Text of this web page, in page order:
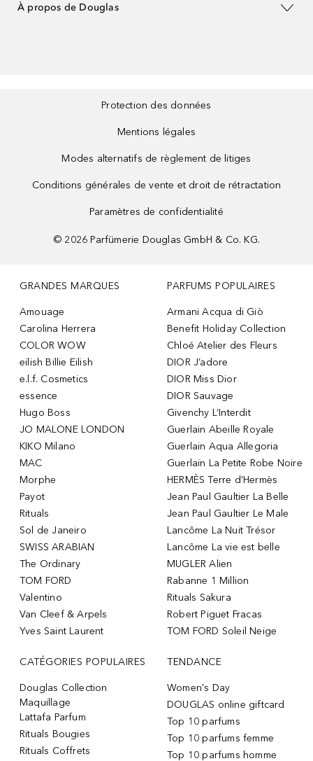
À propos de Douglas
Protection des données
Mentions légales
Modes alternatifs de règlement de litiges
Conditions générales de vente et droit de rétractation
Paramètres de confidentialité
© 2026 Parfümerie Douglas GmbH & Co. KG.
GRANDES MARQUES
Amouage
Carolina Herrera
COLOR WOW
eilish Billie Eilish
e.l.f. Cosmetics
essence
Hugo Boss
JO MALONE LONDON
KIKO Milano
MAC
Morphe
Payot
Rituals
Sol de Janeiro
SWISS ARABIAN
The Ordinary
TOM FORD
Valentino
Van Cleef & Arpels
Yves Saint Laurent
PARFUMS POPULAIRES
Armani Acqua di Giò
Benefit Holiday Collection
Chloé Atelier des Fleurs
DIOR J’adore
DIOR Miss Dior
DIOR Sauvage
Givenchy L’Interdit
Guerlain Abeille Royale
Guerlain Aqua Allegoria
Guerlain La Petite Robe Noire
HERMÈS Terre d’Hermès
Jean Paul Gaultier La Belle
Jean Paul Gaultier Le Male
Lancôme La Nuit Trésor
Lancôme La vie est belle
MUGLER Alien
Rabanne 1 Million
Rituals Sakura
Robert Piguet Fracas
TOM FORD Soleil Neige
CATÉGORIES POPULAIRES
Douglas Collection
Maquillage
Lattafa Parfum
Rituals Bougies
Rituals Coffrets
TENDANCE
Women's Day
DOUGLAS online giftcard
Top 10 parfums
Top 10 parfums femme
Top 10 parfums homme